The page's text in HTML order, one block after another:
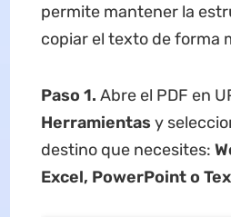
permite mantener la
copiar el texto de forma
Paso 1. Abre el PDF en
Herramientas y
destino que necesites:
Excel, PowerPoint o